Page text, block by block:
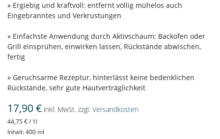
» Ergiebig und kraftvoll: entfernt völlig mühelos auch
Eingebranntes und Verkrustungen
» Einfachste Anwendung durch Aktivschaum: Backofen oder
Grill einsprühen, einwirken lassen, Rückstände abwischen,
fertig
» Geruchsarme Rezeptur, hinterlässt keine bedenklichen
Rückstände, sehr gute Hautverträglichkeit
17,90 € inkl. MwSt. zzgl. Versandkosten
44,75 € / 1l
Inhalt: 400 ml